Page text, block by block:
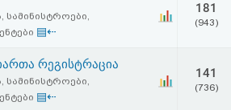
სამინისტროები,
▤⇠
181
(943)
რეგისტრაცია
სამინისტროები,
▤⇠
141
(736)